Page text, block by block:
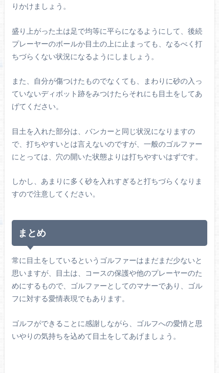
りかけましょう。
盛り上がった土は足で均等に平らになるようにして、後続
プレーヤーのボールか目土の上に止まっても、なるべく打
ちづらくない状況になるようにしましょう。
また、自分が傷つけたものでなくても、まわりに砂の入っ
ていないディボット跡をみつけたらそれにも目土をしてあ
げてください。
目土を入れた部分は、バンカーと同じ状況になりますの
で、打ちやすいとは言えないのですが、一般のゴルファー
にとっては、穴の開いた状態よりは打ちやすいはずです。
しかし、あまりに多く砂を入れすぎると打ちづらくなりま
すので注意してください。
まとめ
常に目土をしているというゴルファーはまだまだ少ないと
思いますが、目土は、コースの保護や他のプレーヤーのた
めにするもので、ゴルファーとしてのマナーであり、ゴル
フに対する愛情表現でもあります。
ゴルフができることに感謝しながら、ゴルフへの愛情と思
いやりの気持ちを込めて目土をしてあげましょう。